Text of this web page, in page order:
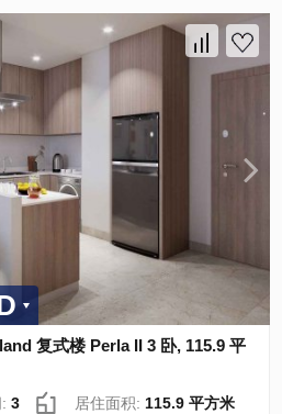
复式楼 Perla II 3 卧, 115.9 平
:3 居住面积: 115.9 平方米